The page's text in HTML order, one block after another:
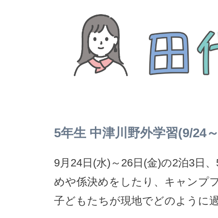
5年生 中津川野外学習(9/24
9月24日(水)～26日(金)の2泊3日
めや係決めをしたり、キャンプ
子どもたちが現地でどのように